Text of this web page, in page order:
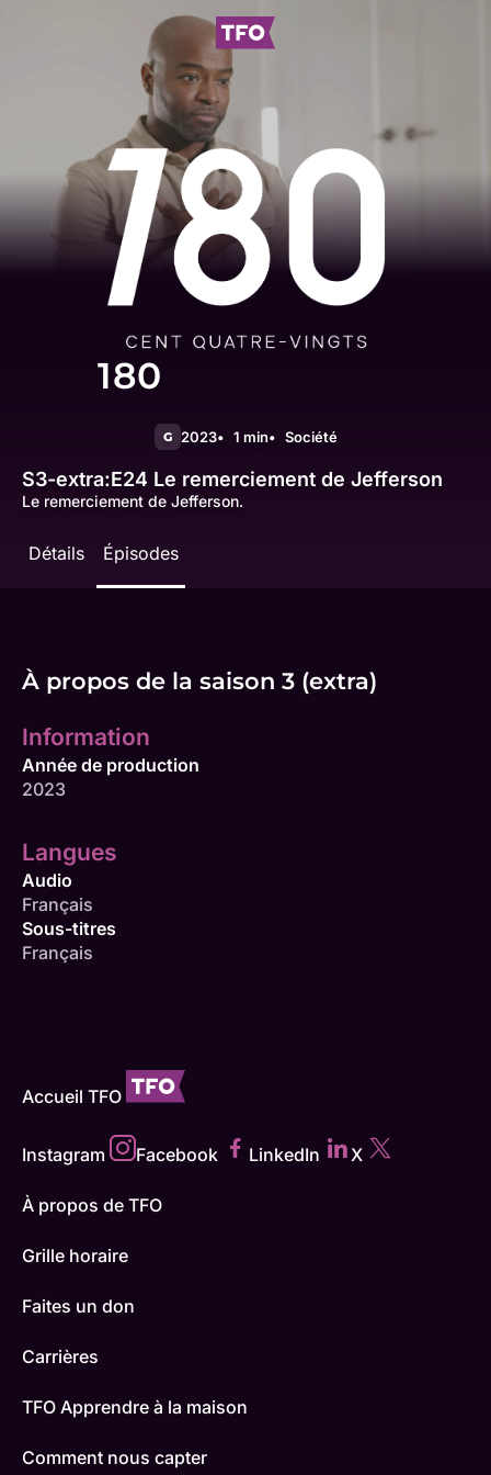
180
G 2023 1 min Société
S3-extra:E24 Le remerciement de Jefferson
Le remerciement de Jefferson.
Détails Épisodes
À propos de la saison 3 (extra)
Information
Année de production
2023
Langues
Audio
Français
Sous-titres
Français
Accueil TFO
Instagram Facebook LinkedIn X
À propos de TFO
Grille horaire
Faites un don
Carrières
TFO Apprendre à la maison
Comment nous capter